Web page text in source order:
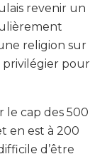
revenir un
religion sur
privilégier pour
le cap des 500
en est à 200
d’être